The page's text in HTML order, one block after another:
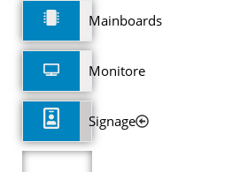
Mainboards
Monitore
Signage